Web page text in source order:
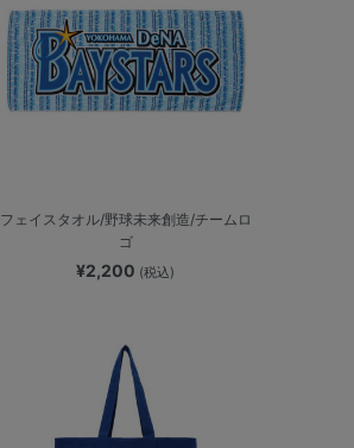
フェイスタオル/野球未来創造/チームロ
ゴ
¥2,200 (税込)